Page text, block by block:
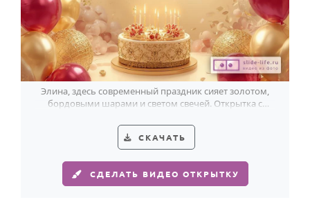
Элина, здесь современный праздник сияет золотом,
бордовыми шарами и светом свечей. Открытка с
СКАЧАТЬ
СДЕЛАТЬ ВИДЕО ОТКРЫТКУ